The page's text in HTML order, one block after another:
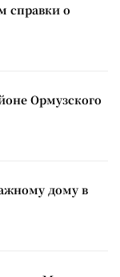
справки о
Ормузского
дому в